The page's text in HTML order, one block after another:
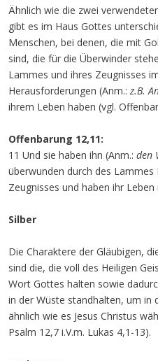
Ähnlich wie die zwei
gibt es im Haus Gottes
Menschen, bei denen, die mit
sind, die für die Überwinder
Lammes und ihres Zeugnisses
Herausforderungen (Anm.: z.B.
ihrem Leben haben (vgl.
Offenbarung 12,11:
11 Und sie haben ihn (Anm.: den
überwunden durch des
Zeugnisses und haben ihr
Silber
Die Charaktere der Gläubigen,
sind die, die voll des Heiligen
Wort Gottes halten sowie
in der Wüste standhalten, um in
ähnlich wie es Jesus Christus
Psalm 12,7 i.V.m. Lukas 4,1-13).